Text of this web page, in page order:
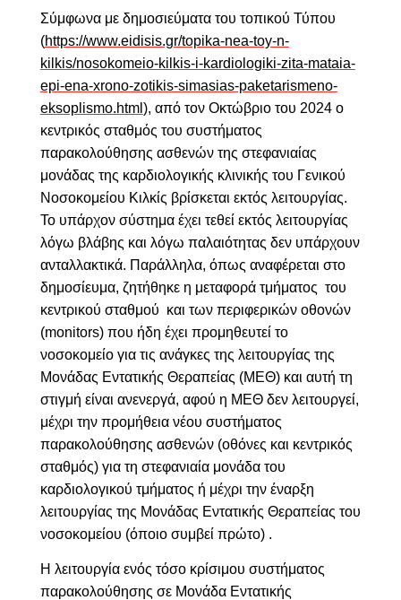
Σύμφωνα με δημοσιεύματα του τοπικού Τύπου
(https://www.eidisis.gr/topika-nea-toy-n-
kilkis/nosokomeio-kilkis-i-kardiologiki-zita-mataia-
epi-ena-xrono-zotikis-simasias-paketarismeno-
eksoplismo.html ), από τον Οκτώβριο του 2024 ο
κεντρικός σταθμός του συστήματος
παρακολούθησης ασθενών της στεφανιαίας
μονάδας της καρδιολογικής κλινικής του Γενικού
Νοσοκομείου Κιλκίς βρίσκεται εκτός λειτουργίας.
Το υπάρχον σύστημα έχει τεθεί εκτός λειτουργίας
λόγω βλάβης και λόγω παλαιότητας δεν υπάρχουν
ανταλλακτικά. Παράλληλα, όπως αναφέρεται στο
δημοσίευμα, ζητήθηκε η μεταφορά τμήματος του
κεντρικού σταθμού και των περιφερικών οθονών
(monitors) που ήδη έχει προμηθευτεί το
νοσοκομείο για τις ανάγκες της λειτουργίας της
Μονάδας Εντατικής Θεραπείας (ΜΕΘ) και αυτή τη
στιγμή είναι ανενεργά, αφού η ΜΕΘ δεν λειτουργεί,
μέχρι την προμήθεια νέου συστήματος
παρακολούθησης ασθενών (οθόνες και κεντρικός
σταθμός) για τη στεφανιαία μονάδα του
καρδιολογικού τμήματος ή μέχρι την έναρξη
λειτουργίας της Μονάδας Εντατικής Θεραπείας του
νοσοκομείου (όποιο συμβεί πρώτο) .
Η λειτουργία ενός τόσο κρίσιμου συστήματος
παρακολούθησης σε Μονάδα Εντατικής